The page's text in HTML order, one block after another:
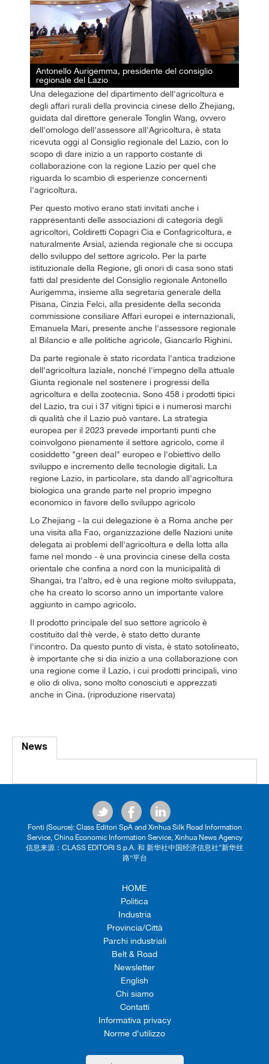
Antonello Aurigemma, presidente del consiglio
regionale del Lazio
Una delegazione del dipartimento dell'agricoltura e
degli affari rurali della provincia cinese dello Zhejiang,
guidata dal direttore generale Tonglin Wang, ovvero
dell'omologo dell'assessore all'Agricoltura, è stata
ricevuta oggi al Consiglio regionale del Lazio, con lo
scopo di dare inizio a un rapporto costante di
collaborazione con la regione Lazio per quel che
riguarda lo scambio di esperienze concernenti
l'agricoltura.
Per questo motivo erano stati invitati anche i
rappresentanti delle associazioni di categoria degli
agricoltori, Coldiretti Copagri Cia e Confagricoltura, e
naturalmente Arsial, azienda regionale che si occupa
dello sviluppo del settore agricolo. Per la parte
istituzionale della Regione, gli onori di casa sono stati
fatti dal presidente del Consiglio regionale Antonello
Aurigemma, insieme alla segretaria generale della
Pisana, Cinzia Felci, alla presidente della seconda
commissione consiliare Affari europei e internazionali,
Emanuela Mari, presente anche l'assessore regionale
al Bilancio e alle politiche agricole, Giancarlo Righini.
Da parte regionale è stato ricordata l'antica tradizione
dell'agricoltura laziale, nonché l'impegno della attuale
Giunta regionale nel sostenere i progressi della
agricoltura e della zootecnia. Sono 458 i prodotti tipici
del Lazio, tra cui i 37 vitigni tipici e i numerosi marchi
di qualità che il Lazio può vantare. La strategia
europea per il 2023 prevede importanti punti che
coinvolgono pienamente il settore agricolo, come il
cosiddetto "green deal" europeo e l'obiettivo dello
sviluppo e incremento delle tecnologie digitali. La
regione Lazio, in particolare, sta dando all'agricoltura
biologica una grande parte nel proprio impegno
economico in favore dello sviluppo agricolo
Lo Zhejiang - la cui delegazione è a Roma anche per
una visita alla Fao, organizzazione delle Nazioni unite
delegata ai problemi dell'agricoltura e della lotta alla
fame nel mondo - è una provincia cinese della costa
orientale che confina a nord con la municipalità di
Shangai, tra l'altro, ed è una regione molto sviluppata,
che ha creato lo scorso anno un importante valore
aggiunto in campo agricolo.
Il prodotto principale del suo settore agricolo è
costituito dal thè verde, è stato detto durante
l'incontro. Da questo punto di vista, è stato sotolineato,
è importante che si dia inizio a una collaborazione con
una regione come il Lazio, i cui prodotti principali, vino
e olio di oliva, sono molto conosciuti e apprezzati
anche in Cina. (riproduzione riservata)
News
Fonti (Source): Class Editori SpA and Xinhua Silk Road Information
Service, China Economic Information Service, Xinhua News Agency
信息来源：CLASS EDITORI S.p.A. 和 新华社中国经济信息社“新华丝
路”平台
HOME
Politica
Industria
Provincia/Città
Parchi industriali
Belt & Road
Newsletter
English
Chi siamo
Contatti
Informativa privacy
Norme d'utilizzo